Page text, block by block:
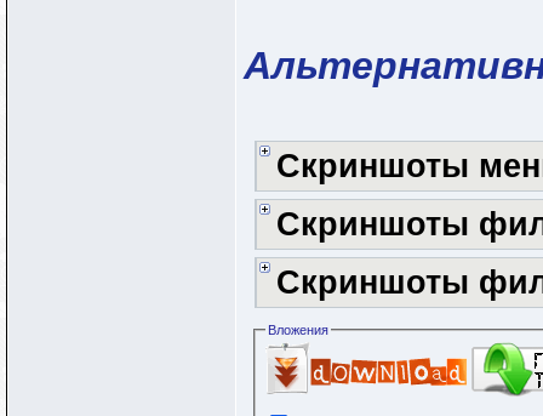
Скриншоты
Скриншоты
Скриншоты
Вложения